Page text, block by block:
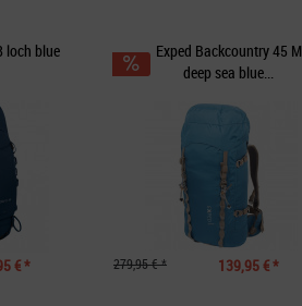
€ *
loch blue
139,95 € *
279,95 € *
Exped Backcountry 45 M
deep sea blue...